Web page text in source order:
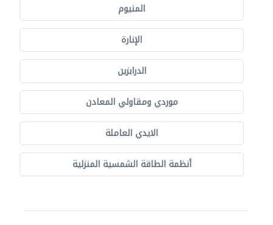
المنيوم
الإنارة
الدرابزين
موردي ومقاولي المعادن
الايدي العاملة
أنظمة الطاقة الشمسية المنزلية